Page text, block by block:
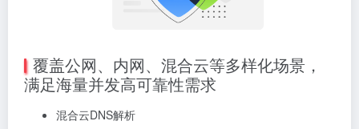
覆盖公网、内网、混合云等多样化场景，
满足海量并发高可靠性需求
混合云DNS解析